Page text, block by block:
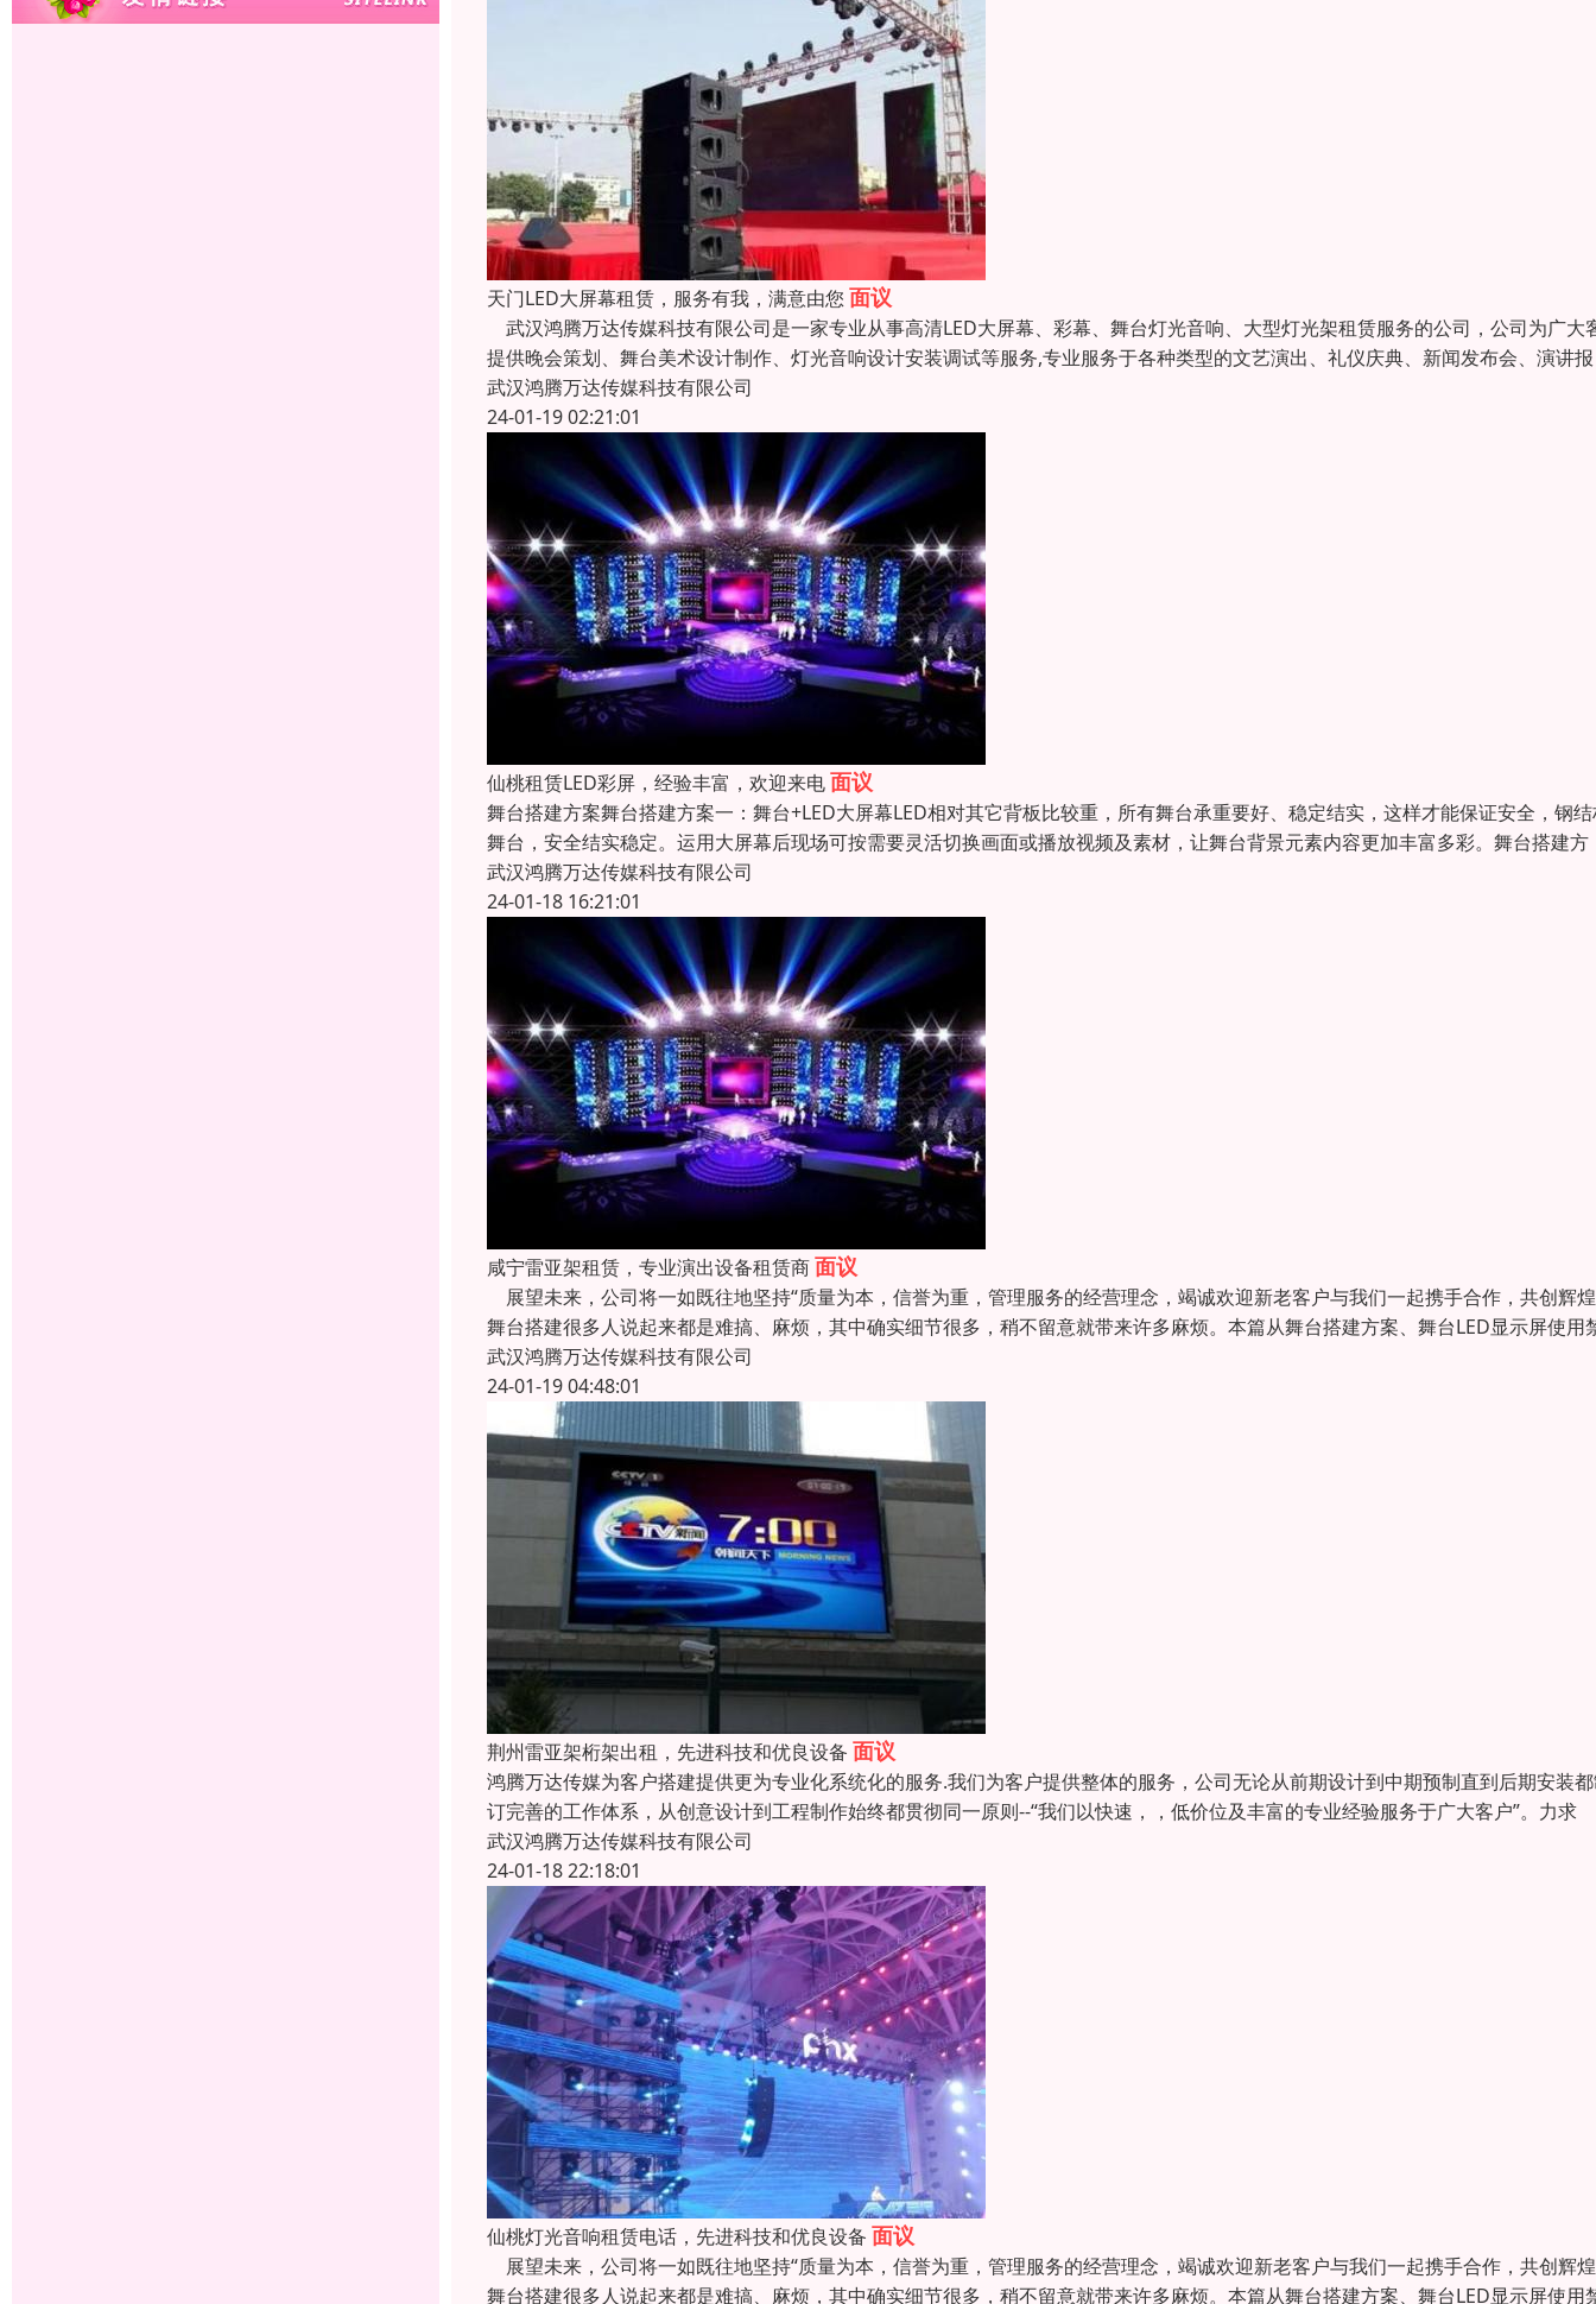
天门LED大屏幕租赁，服务有我，满意由您 面议
武汉鸿腾万达传媒科技有限公司是一家专业从事高清LED大屏幕、彩幕、舞台灯光音响、大型灯光架租赁服务的公司，公司为广大
提供晚会策划、舞台美术设计制作、灯光音响设计安装调试等服务,专业服务于各种类型的文艺演出、礼仪庆典、新闻发布会、演讲报
武汉鸿腾万达传媒科技有限公司
24-01-19 02:21:01
仙桃租赁LED彩屏，经验丰富，欢迎来电面议
舞台搭建方案舞台搭建方案一：舞台+LED大屏幕LED相对其它背板比较重，所有舞台承重要好、稳定结实，这样才能保证安全，钢
舞台，安全结实稳定。运用大屏幕后现场可按需要灵活切换画面或播放视频及素材，让舞台背景元素内容更加丰富多彩。舞台搭建方
武汉鸿腾万达传媒科技有限公司
24-01-18 16:21:01
咸宁雷亚架租赁，专业演出设备租赁商面议
展望未来，公司将一如既往地坚持“质量为本，信誉为重，管理服务的经营理念，竭诚欢迎新老客户与我们一起携手合作，共创辉
舞台搭建很多人说起来都是难搞、麻烦，其中确实细节很多，稍不留意就带来许多麻烦。本篇从舞台搭建方案、舞台LED显示屏使用
武汉鸿腾万达传媒科技有限公司
24-01-19 04:48:01
荆州雷亚架桁架出租，先进科技和优良设备 面议
鸿腾万达传媒为客户搭建提供更为专业化系统化的服务.我们为客户提供整体的服务，公司无论从前期设计到中期预制直到后期安装
订完善的工作体系，从创意设计到工程制作始终都贯彻同一原则--“我们以快速，，低价位及丰富的专业经验服务于广大客户”。力求
武汉鸿腾万达传媒科技有限公司
24-01-18 22:18:01
仙桃灯光音响租赁电话，先进科技和优良设备 面议
展望未来，公司将一如既往地坚持“质量为本，信誉为重，管理服务的经营理念，竭诚欢迎新老客户与我们一起携手合作，共创辉
舞台搭建很多人说起来都是难搞、麻烦，其中确实细节很多，稍不留意就带来许多麻烦。本篇从舞台搭建方案、舞台LED显示屏使用